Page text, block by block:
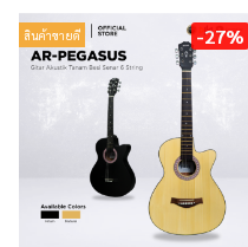
สินค้าขายดี -27%